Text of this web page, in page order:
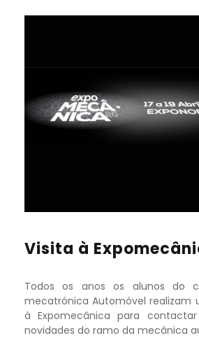
Visita à
Todos os anos os alunos do
mecatrónica Automóvel realizam
à Expomecânica para
novidades do ramo da mecânica